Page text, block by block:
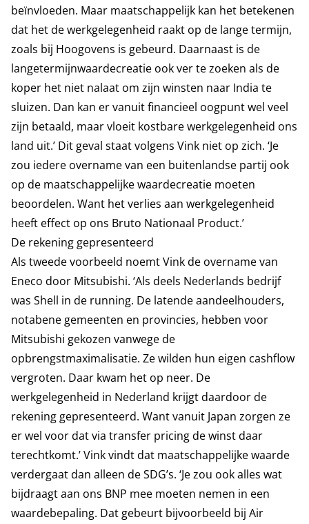
beïnvloeden. Maar maatschappelijk kan het betekenen
dat het de werkgelegenheid raakt op de lange termijn,
zoals bij Hoogovens is gebeurd. Daarnaast is de
langetermijnwaardecreatie ook ver te zoeken als de
koper het niet nalaat om zijn winsten naar India te
sluizen. Dan kan er vanuit financieel oogpunt wel veel
zijn betaald, maar vloeit kostbare werkgelegenheid ons
land uit.’ Dit geval staat volgens Vink niet op zich. ‘Je
zou iedere overname van een buitenlandse partij ook
op de maatschappelijke waardecreatie moeten
beoordelen. Want het verlies aan werkgelegenheid
heeft effect op ons Bruto Nationaal Product.’
De rekening gepresenteerd
Als tweede voorbeeld noemt Vink de overname van
Eneco door Mitsubishi. ‘Als deels Nederlands bedrijf
was Shell in de running. De latende aandeelhouders,
notabene gemeenten en provincies, hebben voor
Mitsubishi gekozen vanwege de
opbrengstmaximalisatie. Ze wilden hun eigen cashflow
vergroten. Daar kwam het op neer. De
werkgelegenheid in Nederland krijgt daardoor de
rekening gepresenteerd. Want vanuit Japan zorgen ze
er wel voor dat via transfer pricing de winst daar
terechtkomt.’ Vink vindt dat maatschappelijke waarde
verdergaat dan alleen de SDG’s. ‘Je zou ook alles wat
bijdraagt aan ons BNP mee moeten nemen in een
waardebepaling. Dat gebeurt bijvoorbeeld bij Air